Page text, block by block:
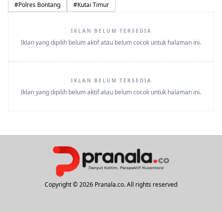
#Polres Bontang #Kutai Timur
IKLAN BELUM TERSEDIA
Iklan yang dipilih belum aktif atau belum cocok untuk halaman ini.
IKLAN BELUM TERSEDIA
Iklan yang dipilih belum aktif atau belum cocok untuk halaman ini.
Copyright © 2026 Pranala.co. All rights reserved